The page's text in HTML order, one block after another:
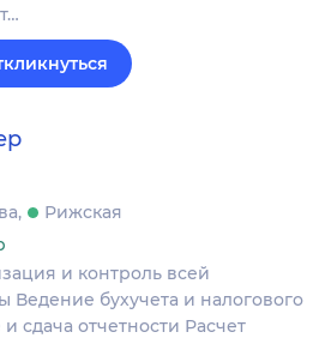
Рижская
и контроль всей
Ведение бухучета и налогового
сдача отчетности Расчет